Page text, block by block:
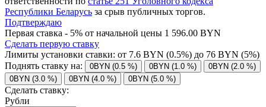
Республики Беларусь за срыв публичных торгов.
Подтверждаю
Первая ставка - 5% от начальной цены 1 596.00 BYN
Сделать первую ставку
Лимиты установки ставки: от 7.6 BYN (0.5%) до 76 BYN (5%)
Поднять ставку на:
0BYN (0.5 %) 0BYN (1.0 %)
0BYN (2.0 %)
0BYN (3.0 %)
0BYN (4.0 %) 0BYN (5.0 %)
Сделать ставку:
Рубли